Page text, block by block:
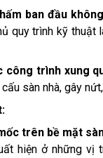
ban đầu
quy trình kỹ thuật
công trình xung
sàn nhà, gây
trên bề mặt
hiện ở những